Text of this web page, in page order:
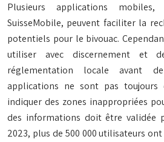
Plusieurs applications
SuisseMobile, peuvent faciliter la
potentiels pour le bivouac.
utiliser avec discernement et
réglementation locale avant
applications ne sont pas toujours
indiquer des zones inappropriées
des informations doit être validée
2023, plus de 500 000 utilisateurs